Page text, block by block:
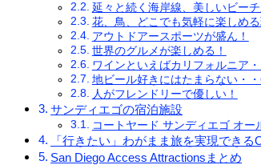
延々と続く海岸線、美しいビー
花、鳥、どこでも気軽に楽しめる
アウトドアースポーツが盛ん！
世界のグルメが楽しめる！
ワインといえばカリフォルニア
地ビール好きにはたまらない・
人がフレンドリーで優しい！
サンディエゴの宿泊施設
コートヤード サンディエゴ オー
「行きたい」わがまま旅を実現できる
San Diego Access Attractionsまとめ